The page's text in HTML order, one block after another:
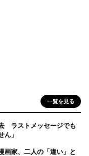
一覧を見る
ラストメッセージでも
」
家、二人の「違い」と